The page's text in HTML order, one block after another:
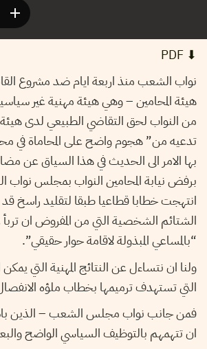
⬇︎ PDF
هيئة المحامين – وهي هيئة مهنية غير
من النواب لحق التقاضي الطبيعي لدى هيئة
تدعيه من” هجوم واضح على المحاماة في
بها الامر الى الحديث في هذا السياق عن
برفض نيابة المحامين النواب بمجلس نواب
انتهجت خطابا قطاعيا طبقا لتقليد راسخ
الشتائم الشخصية التي من المفروض ان
“بالمساعي المبذولة لاقامة حوار حقيقي”.
ولنا ان نتساءل عن النتائج المهنية التي
التي تستهدف ترميمها بخطاب ملؤه
فمن جانب نواب مجلس الشعب – الذين
ان تتهمهم بالتوظيف السياسي الواضح